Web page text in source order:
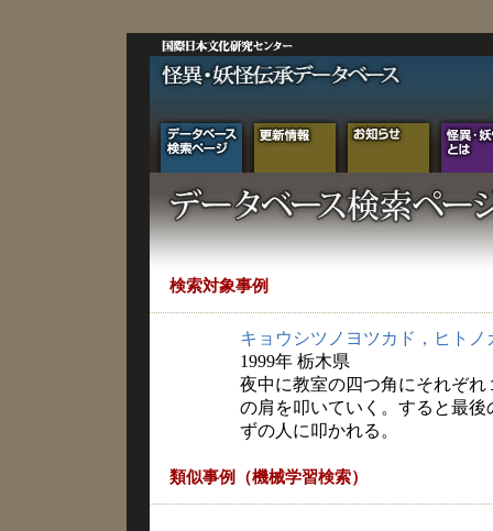
検索対象事例
キョウシツノヨツカド，ヒトノ
1999年 栃木県
夜中に教室の四つ角にそれぞ
の肩を叩いていく。すると最
ずの人に叩かれる。
類似事例（機械学習検索）